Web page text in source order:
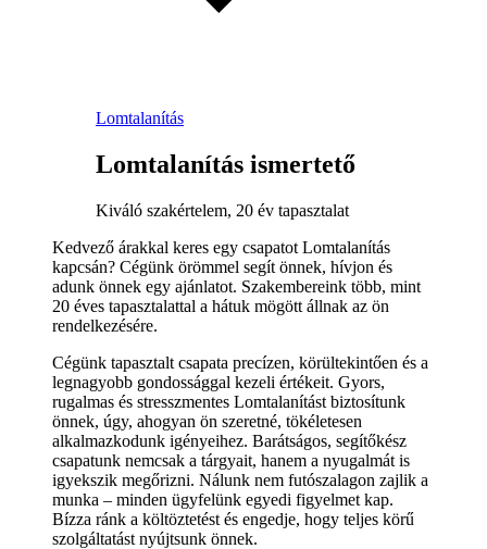
Lomtalanítás
Lomtalanítás ismertető
Kiváló szakértelem, 20 év tapasztalat
Kedvező árakkal keres egy csapatot Lomtalanítás
kapcsán? Cégünk örömmel segít önnek, hívjon és
adunk önnek egy ajánlatot. Szakembereink több, mint
20 éves tapasztalattal a hátuk mögött állnak az ön
rendelkezésére.
Cégünk tapasztalt csapata precízen, körültekintően és a
legnagyobb gondossággal kezeli értékeit. Gyors,
rugalmas és stresszmentes Lomtalanítást biztosítunk
önnek, úgy, ahogyan ön szeretné, tökéletesen
alkalmazkodunk igényeihez. Barátságos, segítőkész
csapatunk nemcsak a tárgyait, hanem a nyugalmát is
igyekszik megőrizni. Nálunk nem futószalagon zajlik a
munka – minden ügyfelünk egyedi figyelmet kap.
Bízza ránk a költöztetést és engedje, hogy teljes körű
szolgáltatást nyújtsunk önnek.